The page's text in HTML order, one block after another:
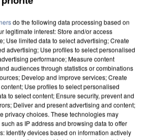
do the following data processing based on
legitimate interest: Store and/or access
Use limited data to select advertising; Create
advertising; Use profiles to select personalised
performance; Measure content
audiences through statistics or combinations
Develop and improve services; Create
Use profiles to select personalised
to select content; Ensure security, prevent and
Deliver and present advertising and content;
privacy choices. These technologies may
as IP address and browsing data to offer
Identify devices based on information actively